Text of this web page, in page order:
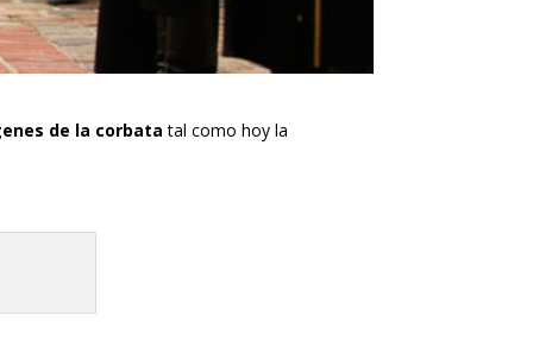
de la corbata tal como hoy la